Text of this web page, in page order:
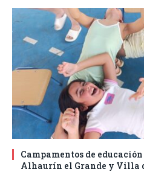
Campamentos de
Alhaurín el Grande y Villa